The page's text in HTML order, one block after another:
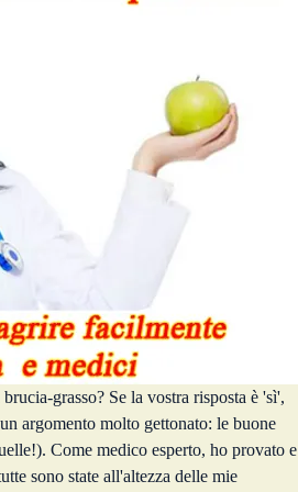
grasso? Se la vostra risposta è 'sì',
argomento molto gettonato: le buone
Come medico esperto, ho provato e
sono state all'altezza delle mie